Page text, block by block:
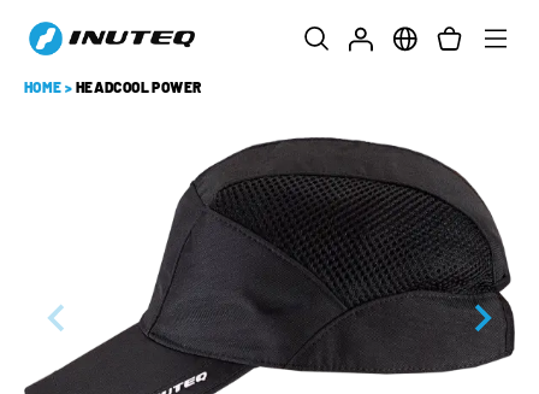
HOME > HEADCOOL POWER